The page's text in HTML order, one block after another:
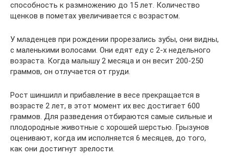
способность к размножению до 15 лет. Количество
щенков в пометах увеличивается с возрастом.
У младенцев при рождении прорезались зубы, они видны,
с маленькими волосами. Они едят еду с 2-х недельного
возраста. Когда малышу 2 месяца и он весит 200-250
граммов, он отлучается от груди.
Рост шиншилл и прибавление в весе прекращается в
возрасте 2 лет, в этот момент их вес достигает 600
граммов. Для разведения отбираются самые сильные и
плодородные животные с хорошей шерстью. Грызунов
оценивают, когда им исполняется 6 месяцев, до того,
как они достигнут зрелости.